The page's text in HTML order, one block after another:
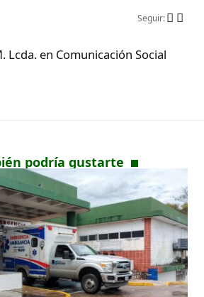
Seguir:
Lcda. en Comunicación Social
podría gustarte